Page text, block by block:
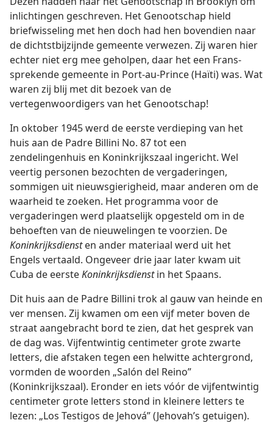
inlichtingen geschreven. Het Genootschap hield
briefwisseling met hen doch had hen bovendien naar
de dichtstbijzijnde gemeente verwezen. Zij waren hier
echter niet erg mee geholpen, daar het een Frans-
sprekende gemeente in Port-au-Prince (Haïti) was. Wat
waren zij blij met dit bezoek van de
vertegenwoordigers van het Genootschap!
In oktober 1945 werd de eerste verdieping van het
huis aan de Padre Billini No. 87 tot een
zendelingenhuis en Koninkrijkszaal ingericht. Wel
veertig personen bezochten de vergaderingen,
sommigen uit nieuwsgierigheid, maar anderen om de
waarheid te zoeken. Het programma voor de
vergaderingen werd plaatselijk opgesteld om in de
behoeften van de nieuwelingen te voorzien. De
Koninkrijksdiensten ander materiaal werd uit het
Engels vertaald. Ongeveer drie jaar later kwam uit
Cuba de eersteKoninkrijksdienstin het Spaans.
Dit huis aan de Padre Billini trok al gauw van heinde en
ver mensen. Zij kwamen om een vijf meter boven de
straat aangebracht bord te zien, dat het gesprek van
de dag was. Vijfentwintig centimeter grote zwarte
letters, die afstaken tegen een helwitte achtergrond,
vormden de woorden „Salón del Reino”
(Koninkrijkszaal). Eronder en iets vóór de vijfentwintig
centimeter grote letters stond in kleinere letters te
lezen: „Los Testigos de Jehová” (Jehovah’s getuigen).